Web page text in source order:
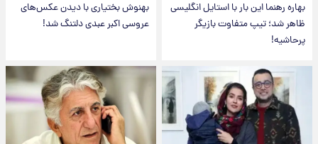
بهاره رهنما این بار با استایل انگلیسی
ظاهر شد؛ تیپ متفاوت بازیگر
پرحاشیه!
بهنوش بختیاری با دیدن عکس‌های
عروسی اکبر عبدی دلتنگ شد!